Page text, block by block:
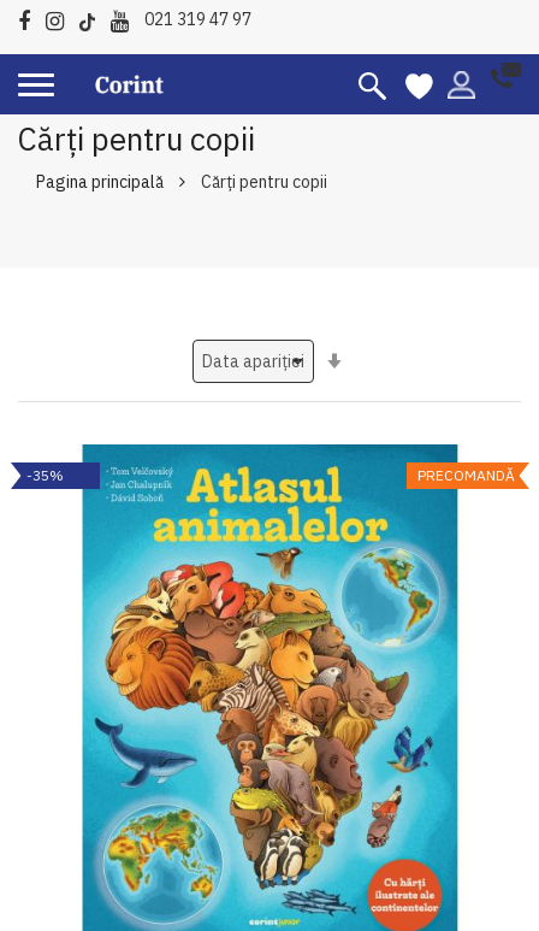
021 319 47 97
Cărți pentru copii
Pagina principală Cărți pentru copii
PRECOMANDĂ
-35%